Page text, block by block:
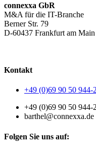
connexxa GbR
M&A für die IT-Branche
Berner Str. 79
D-60437 Frankfurt am Main
Kontakt
+49 (0)69 90 50 944-
+49 (0)69 90 50 944-
barthel@connexxa.de
Folgen Sie uns auf: